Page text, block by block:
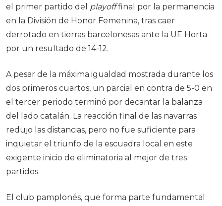
el primer partido del playofffinal por la permanencia
en la División de Honor Femenina, tras caer
derrotado en tierras barcelonesas ante la UE Horta
por un resultado de 14-12.
A pesar de la máxima igualdad mostrada durante los
dos primeros cuartos, un parcial en contra de 5-0 en
el tercer periodo terminó por decantar la balanza
del lado catalán. La reacción final de las navarras
redujo las distancias, pero no fue suficiente para
inquietar el triunfo de la escuadra local en este
exigente inicio de eliminatoria al mejor de tres
partidos.
El club pamplonés, que forma parte fundamental